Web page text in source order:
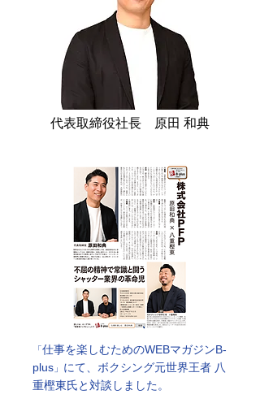
代表取締役社長 原田 和典
​「 仕事を楽しむためのWEBマガジンB-
plus 」 にて​、ボクシング元世界王者 八
重樫東​氏と対談しました。